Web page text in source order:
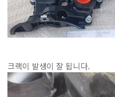
크랙이 발생이 잘 됩니다.